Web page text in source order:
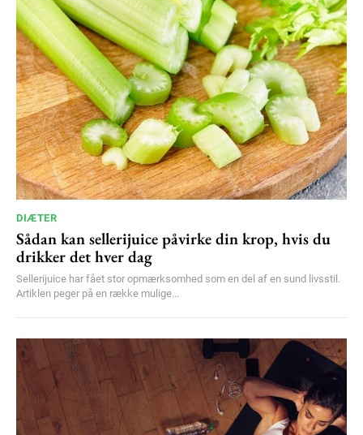
DIÆTER
Sådan kan sellerijuice påvirke din krop, hvis du
drikker det hver dag
Sellerijuice har fået stor opmærksomhed som en del af en sund livsstil.
Artiklen peger på en række mulige...